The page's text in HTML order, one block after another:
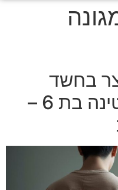
בחשד
למעשה מגונה בקטינה בת 6 –